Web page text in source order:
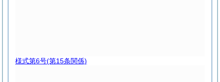
様式第6号(第15条関係)